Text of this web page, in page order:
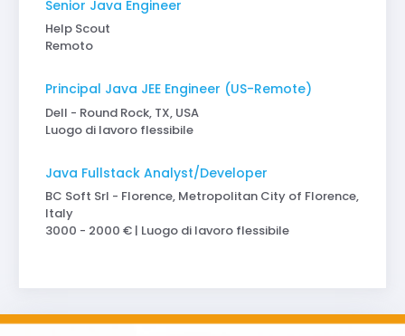
Senior Java Engineer
Help Scout
Remoto
Principal Java JEE Engineer (US-Remote)
Dell - Round Rock, TX, USA
Luogo di lavoro flessibile
Java Fullstack Analyst/Developer
BC Soft Srl - Florence, Metropolitan City of Florence,
Italy
3000 - 2000 € | Luogo di lavoro flessibile